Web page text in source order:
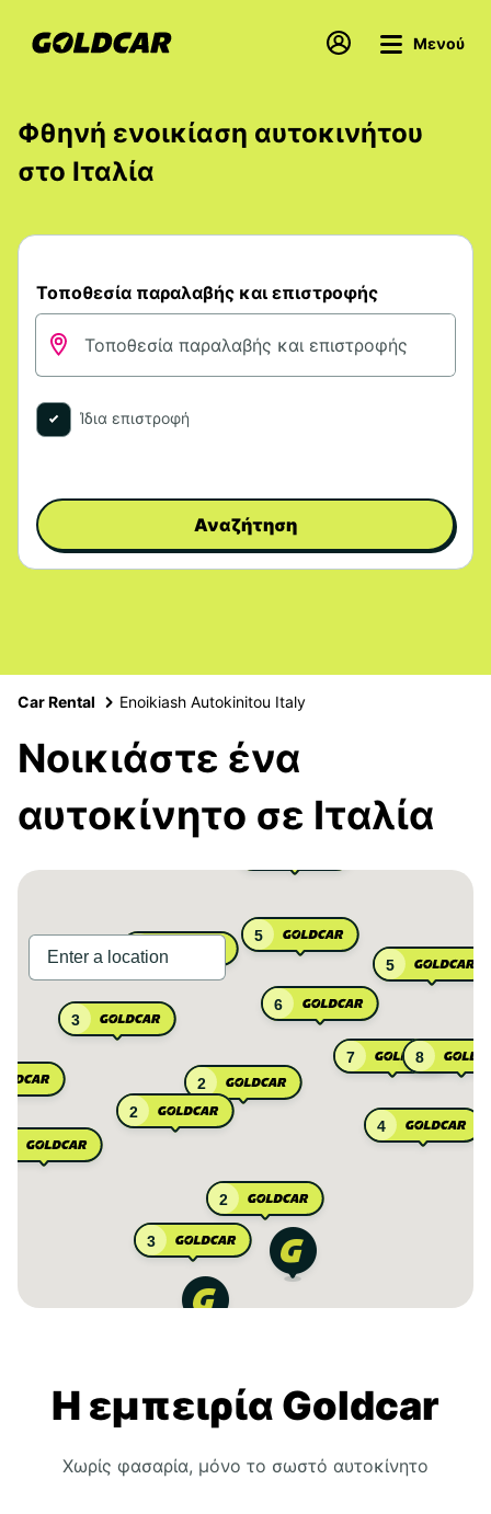
Μενού
Φθηνή ενοικίαση αυτοκινήτου
στο Ιταλία
Τοποθεσία παραλαβής και επιστροφής
Ίδια επιστροφή
Αναζήτηση
Car Rental Enoikiash Autokinitou Italy
Νοικιάστε ένα
αυτοκίνητο σε Ιταλία
2
2
6
2
3
3
7
5
3
4
5
8
Η εμπειρία Goldcar
Χωρίς φασαρία, μόνο το σωστό αυτοκίνητο